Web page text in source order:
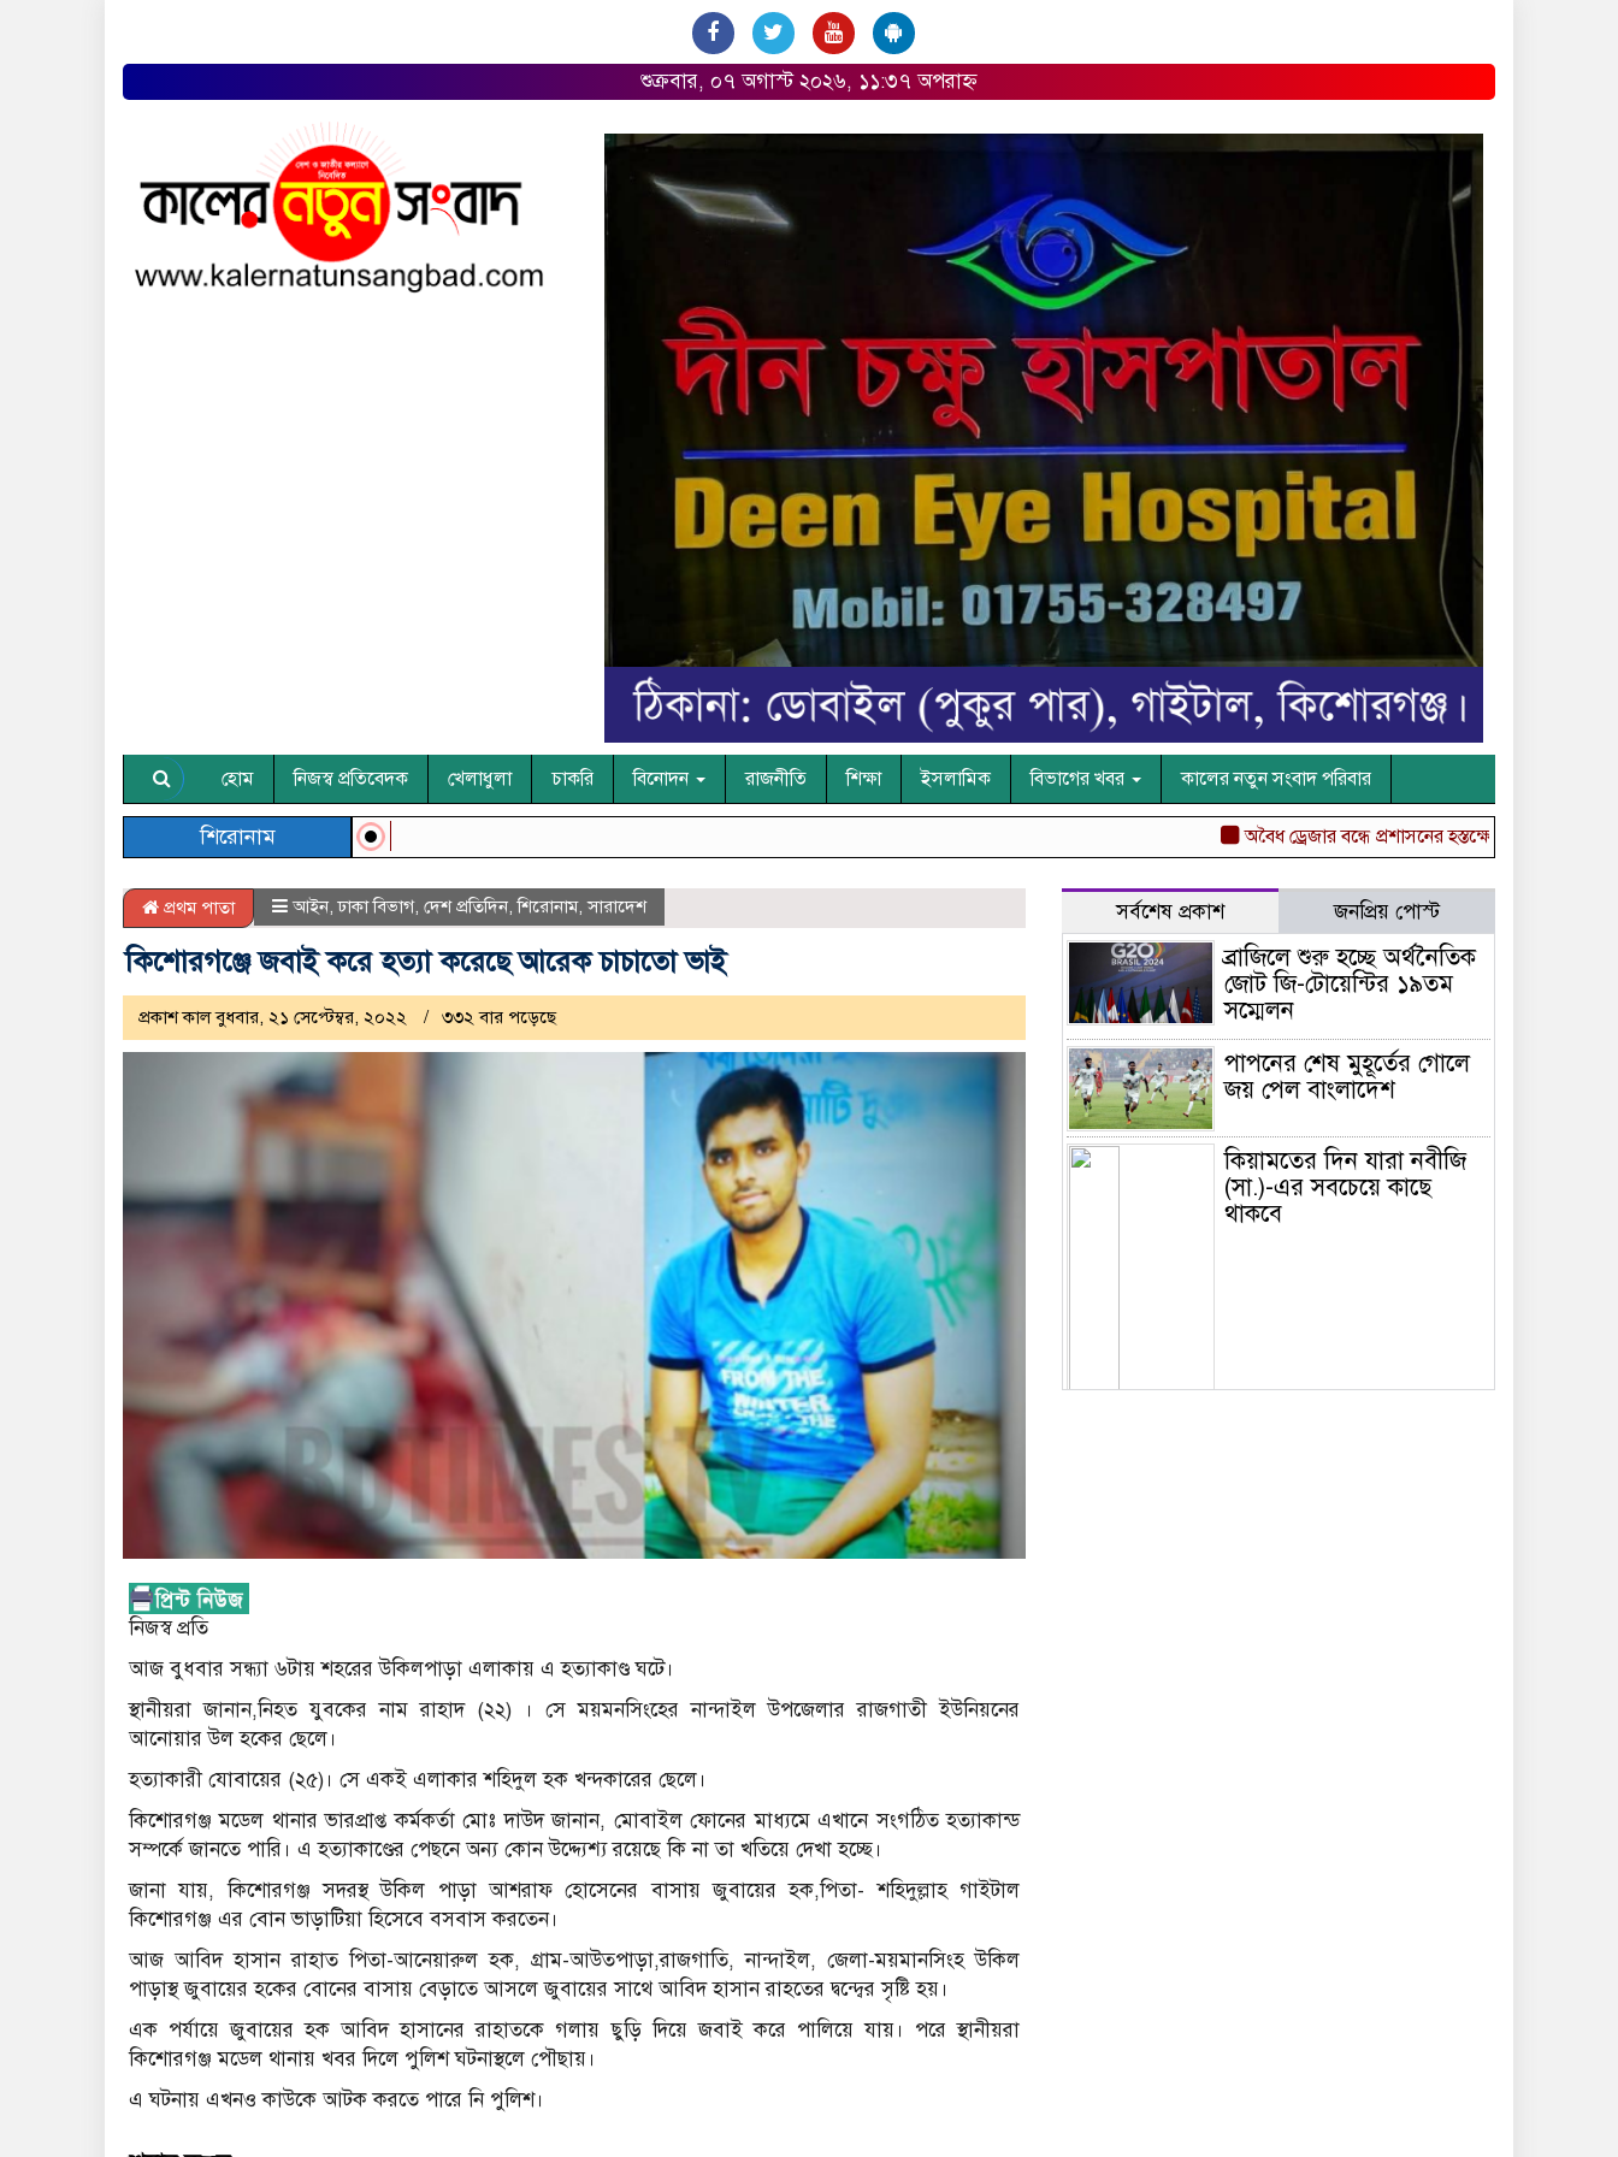
শুক্রবার, ০৭ অগাস্ট ২০২৬, ১১:৩৭ অপরাহ্ন
হোম নিজস্ব প্রতিবেদক খেলাধুলা চাকরি বিনোদন রাজনীতি শিক্ষা ইসলামিক বিভাগের খবর কালের নতুন সংবাদ পরিবার
শিরোনাম অবৈধ ড্রেজার বন্ধে প্রশাসনের হস্তক্ষেপ চেয়ে কুমিল্লা ডিসি
প্রথম পাতা আইন,ঢাকা বিভাগ, দেশ প্রতিদিন,শিরোনাম,সারাদেশ
কিশোরগঞ্জে জবাই করে হত্যা করেছে আরেক চাচাতো ভাই
প্রকাশ কাল বুধবার, ২১ সেপ্টেম্বর, ২০২২ ৩৩২ বার পড়েছে
নিজস্ব প্রতি
আজ বুধবার সন্ধ্যা ৬টায় শহরের উকিলপাড়া এলাকায় এ হত্যাকাণ্ড ঘটে।
স্থানীয়রা জানান,নিহত যুবকের নাম রাহাদ (২২) । সে ময়মনসিংহের নান্দাইল উপজেলার রাজগাতী ইউনিয়নের
আনোয়ার উল হকের ছেলে।
হত্যাকারী যোবায়ের (২৫)। সে একই এলাকার শহিদুল হক খন্দকারের ছেলে।
কিশোরগঞ্জ মডেল থানার ভারপ্রাপ্ত কর্মকর্তা মোঃ দাউদ জানান, মোবাইল ফোনের মাধ্যমে এখানে সংগঠিত হত্যাকান্ড
সম্পর্কে জানতে পারি। এ হত্যাকাণ্ডের পেছনে অন্য কোন উদ্দ্যেশ্য রয়েছে কি না তা খতিয়ে দেখা হচ্ছে।
জানা যায়, কিশোরগঞ্জ সদরস্থ উকিল পাড়া আশরাফ হোসেনের বাসায় জুবায়ের হক,পিতা- শহিদুল্লাহ গাইটাল
কিশোরগঞ্জ এর বোন ভাড়াটিয়া হিসেবে বসবাস করতেন।
আজ আবিদ হাসান রাহাত পিতা-আনেয়ারুল হক, গ্রাম-আউতপাড়া,রাজগাতি, নান্দাইল, জেলা-ময়মানসিংহ উকিল
পাড়াস্থ জুবায়ের হকের বোনের বাসায় বেড়াতে আসলে জুবায়ের সাথে আবিদ হাসান রাহতের দ্বন্দ্বের সৃষ্টি হয়।
এক পর্যায়ে জুবায়ের হক আবিদ হাসানের রাহাতকে গলায় ছুড়ি দিয়ে জবাই করে পালিয়ে যায়। পরে স্থানীয়রা
কিশোরগঞ্জ মডেল থানায় খবর দিলে পুলিশ ঘটনাস্থলে পৌছায়।
এ ঘটনায় এখনও কাউকে আটক করতে পারে নি পুলিশ।
সর্বশেষ প্রকাশ জনপ্রিয় পোস্ট
ব্রাজিলে শুরু হচ্ছে অর্থনৈতিক
জোট জি-টোয়েন্টির ১৯তম
সম্মেলন
পাপনের শেষ মুহূর্তের গোলে
জয় পেল বাংলাদেশ
কিয়ামতের দিন যারা নবীজি
(সা.)-এর সবচেয়ে কাছে
থাকবে